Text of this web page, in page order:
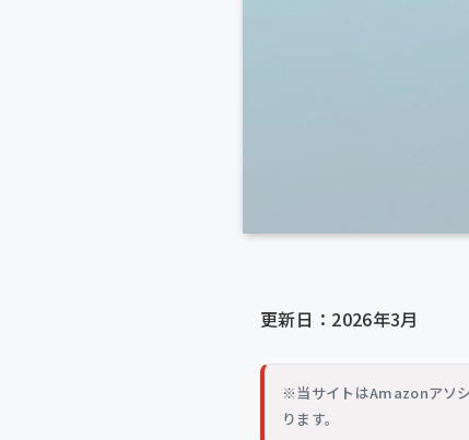
更新日：2026年3月
※当サイトはAmazonアソ
ります。